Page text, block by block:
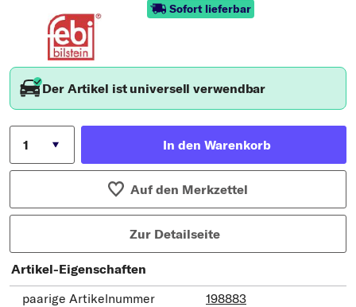
Sofort lieferbar
Der Artikel ist universell verwendbar
In den Warenkorb
Auf den Merkzettel
Zur Detailseite
Artikel-Eigenschaften
paarige Artikelnummer
198883